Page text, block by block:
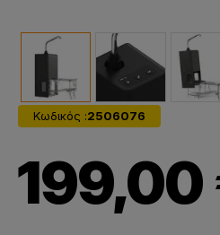
Κωδικός :2506076
199,00